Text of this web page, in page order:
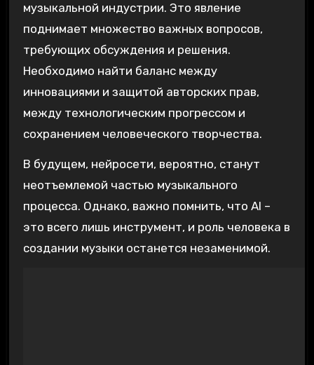
музыкальной индустрии. Это явление
поднимает множество важных вопросов‚
требующих обсуждения и решения.
Необходимо найти баланс между
инновациями и защитой авторских прав‚
между технологическим прогрессом и
сохранением человеческого творчества.
В будущем‚ нейросети‚ вероятно‚ станут
неотъемлемой частью музыкального
процесса. Однако‚ важно помнить‚ что AI –
это всего лишь инструмент‚ и роль человека в
создании музыки останется незаменимой.